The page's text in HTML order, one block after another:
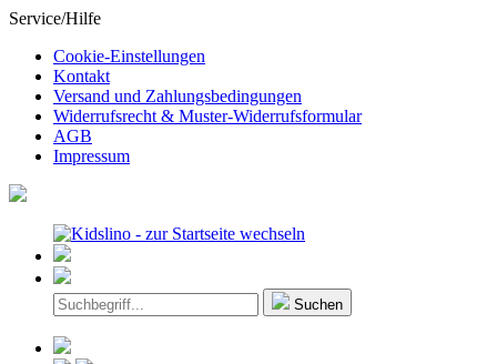
Service/Hilfe
Cookie-Einstellungen
Kontakt
Versand und Zahlungsbedingungen
Widerrufsrecht & Muster-Widerrufsformular
AGB
Impressum
Suchen